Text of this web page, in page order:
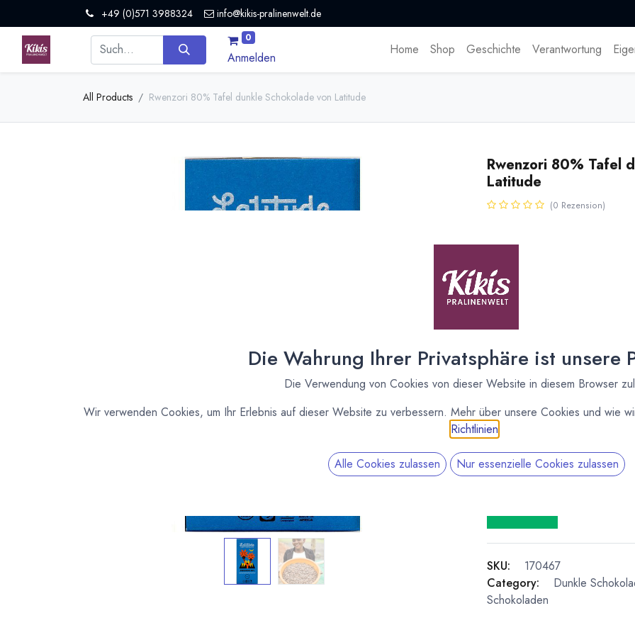
+49 (0)571 3988324 info@kikis-pralinenwelt.de
0
Anmelden
Home Shop Geschichte Verantwortung
All Products Rwenzori 80% Tafel dunkle Schokolade von Latitude
Rwenzori 80% Tafel
Latitude
(0 Rezension)
Kakaoaroma mit spritzigen
6,80
(97,14
Lieferzeit: nicht auf Lager
Vergleichen
Kakaoanteil:80 %
Latitude
SKU:
170467
Category:
Dunkle
Schokoladen
Die Wahrung Ihrer Privatsphäre ist unsere
Die Verwendung von Cookies von dieser Website in diesem Browser
Wir verwenden Cookies, um Ihr Erlebnis auf dieser Website zu verbessern. Mehr über unsere Cookies und wie
Richtlinien
Alle Cookies zulassen Nur essenzielle Cookies zulassen